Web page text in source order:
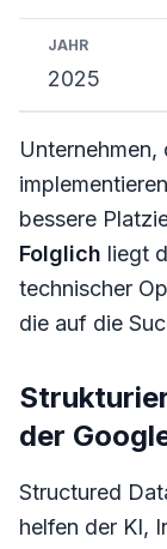
2025
bessere
Folglich liegt
technischer
die auf die
der
Structured
helfen der KI,